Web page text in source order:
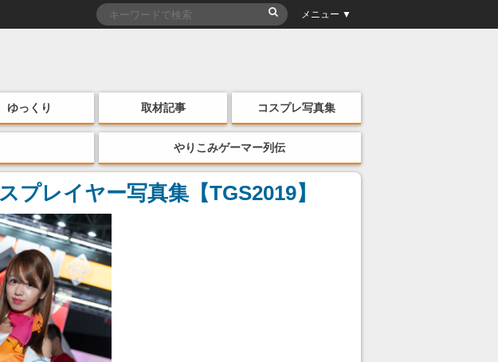
メニュー ▼
ゆっくり 取材記事 コスプレ写真集
やりこみゲーマー列伝
レイヤー写真集【TGS2019】